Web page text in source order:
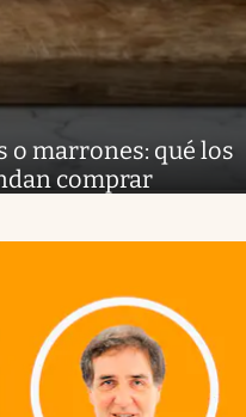
o marrones: qué los
comprar